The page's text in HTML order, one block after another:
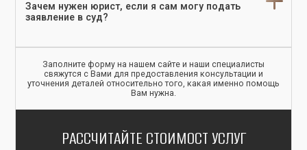
Зачем нужен юрист, если я сам могу подать
заявление в суд?
Заполните форму на нашем сайте и наши специалисты
свяжутся с Вами для предоставления консультации и
уточнения деталей относительно того, какая именно помощь
Вам нужна.
РАССЧИТАЙТЕ СТОИМОСТ УСЛУГ